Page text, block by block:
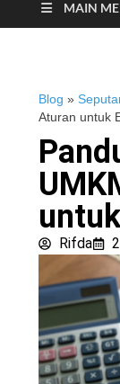
MAIN
Blog »
Aturan untuk
Rifda